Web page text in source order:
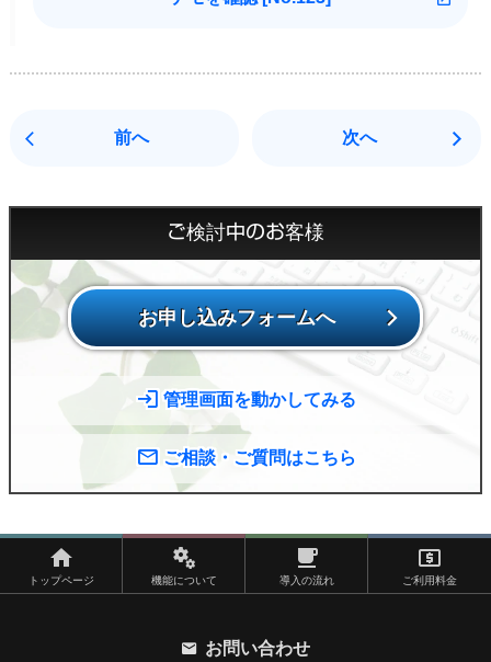
前へ 次へ
ご検討中のお客様
お申し込みフォームへ
管理画面を動かしてみる
ご相談・ご質問はこちら
トップページ 機能について 導入の流れ ご利用料金
お問い合わせ